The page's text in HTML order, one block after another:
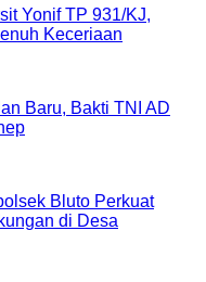
Yonif TP 931/KJ,
Keceriaan
Baru, Bakti TNI AD
Bluto Perkuat
di Desa